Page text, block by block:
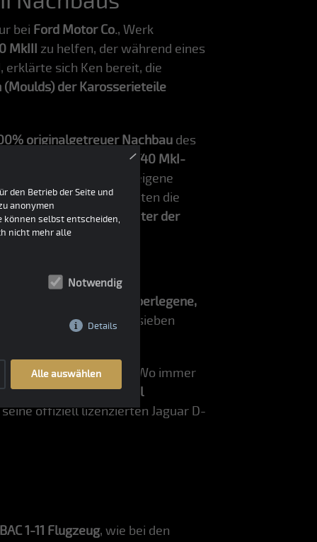
bei Ford Motor Co., Werk
MkIII zu helfen, der während eines
erklärte sich Ken bereit, die
(Moulds) der Karosserieteile
originalgetreuer Nachbau des
für die
originalen GT40 MkI-
Formen zu nutzen, um eigene
Zugangs gelten die
daher oft als der "
Vater der
Ziel, eine
technisch überlegene,
bekannteste von nur sieben
und Zuverlässigkeit
. Wo immer
wurde anRevival
offiziell lizenzierten Jaguar D-
BAC 1-11 Flugzeug, wie bei den
×
den Betrieb der Seite und
anonymen
selbst entscheiden,
nicht mehr alle
Notwendig
Details
Alle auswählen